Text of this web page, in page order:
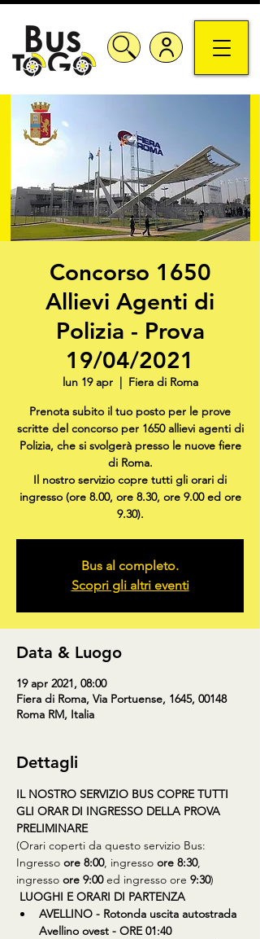
Concorso 1650
Allievi Agenti di
Polizia - Prova
19/04/2021
lun 19 apr
  |
Fiera di Roma
Prenota subito il tuo posto per le prove
scritte del concorso per 1650 allievi agenti di
Polizia, che si svolgerà presso le nuove fiere
di Roma.
Il nostro servizio copre tutti gli orari di
ingresso (ore 8.00, ore 8.30, ore 9.00 ed ore
9.30).
Bus al completo.
Scopri gli altri eventi
Data & Luogo
19 apr 2021, 08:00
Fiera di Roma, Via Portuense, 1645, 00148
Roma RM, Italia
Dettagli
IL NOSTRO SERVIZIO BUS COPRE TUTTI
GLI ORAR DI INGRESSO DELLA PROVA
PRELIMINARE
(Orari coperti da questo servizio Bus:
Ingresso ore 8:00, ingresso ore 8:30,
ingresso ore 9:00 ed ingresso ore 9:30)
LUOGHI E ORARI DI PARTENZA
AVELLINO - Rotonda uscita autostrada
Avellino ovest - ORE 01:40